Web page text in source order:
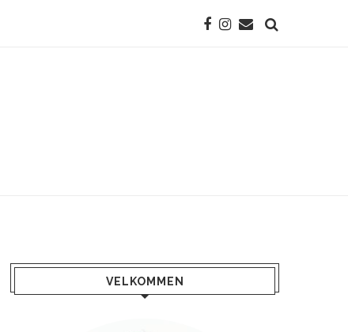
VELKOMMEN